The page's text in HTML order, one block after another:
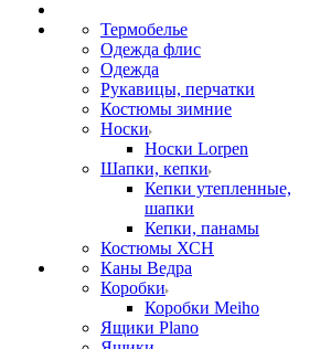
Термобелье
Одежда флис
Одежда
Рукавицы, перчатки
Костюмы зимние
Носки
Носки Lorpen
Шапки, кепки
Кепки утепленные,
шапки
Кепки, панамы
Костюмы ХСН
Каны Ведра
Коробки
Коробки Meiho
Ящики Plano